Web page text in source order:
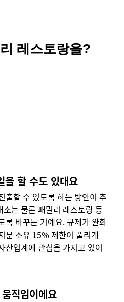
레스토랑을?
을 할 수도 있대요
출할 수 있도록 하는 방안이 추
는 물론 패밀리 레스토랑 등
록 바꾸는 거예요. 규제가 완화
분 소유 15% 제한이 풀리게
산업계에 관심을 가지고 있어
직임이에요